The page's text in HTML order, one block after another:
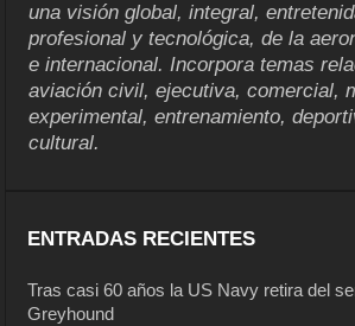
una visión global, integral,
profesional y tecnológica, de la
e internacional. Incorpora temas
aviación civil, ejecutiva, comercial,
experimental, entrenamiento,
cultural.
ENTRADAS RECIENTES
Tras casi 60 años la US Navy retira del
Greyhound